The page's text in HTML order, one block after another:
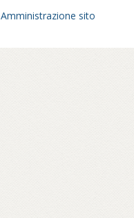
Amministrazione sito